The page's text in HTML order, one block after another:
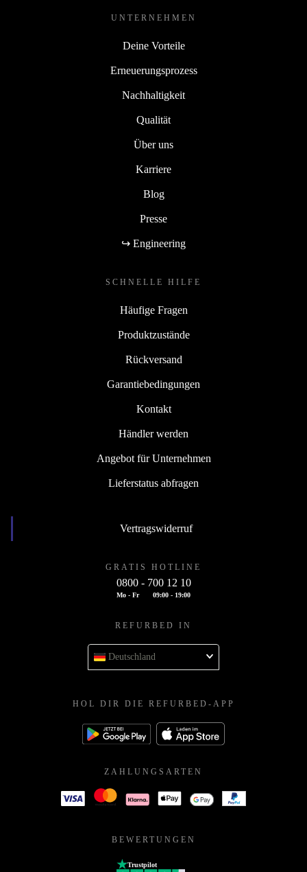
UNTERNEHMEN
Deine Vorteile
Erneuerungsprozess
Nachhaltigkeit
Qualität
Über uns
Karriere
Blog
Presse
↪ Engineering
SCHNELLE HILFE
Häufige Fragen
Produktzustände
Rückversand
Garantiebedingungen
Kontakt
Händler werden
Angebot für Unternehmen
Lieferstatus abfragen
Vertragswiderruf
GRATIS HOTLINE
0800 - 700 12 10
Mo - Fr 09:00 - 19:00
REFURBED IN
Deutschland
HOL DIR DIE REFURBED-APP
ZAHLUNGSARTEN
BEWERTUNGEN
Trustpilot